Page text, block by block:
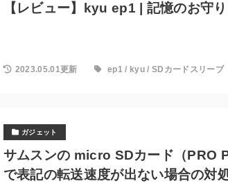
【レビュー】kyu ep1 | 記憶のお守り
2023.05.01更新 ep1 / kyu / SDカードスリーブ
ガジェット
サムスンの micro SDカード（PRO
で表記の転送速度が出ない場合の対処